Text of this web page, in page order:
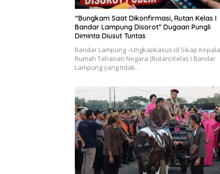
“Bungkam Saat Dikonfirmasi, Rutan Kelas I
Bandar Lampung Disorot” Dugaan Pungli
Diminta Diusut Tuntas
Bandar Lampung –Ungkapkasus.id Sikap Kepala
Rumah Tahanan Negara (Rutan) Kelas I Bandar
Lampung yang tidak…